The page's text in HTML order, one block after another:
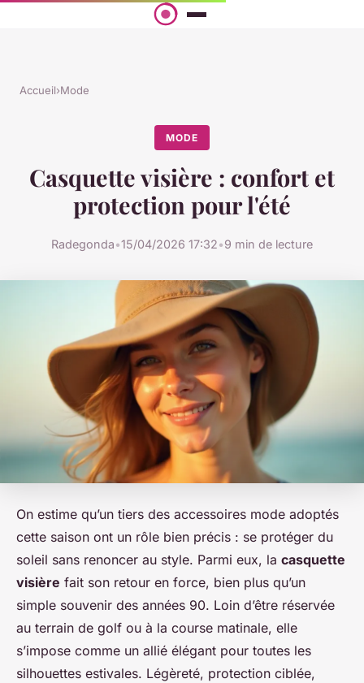
Accueil›Mode
MODE
Casquette visière : confort et
protection pour l'été
Radegonda•15/04/2026 17:32•9 min de lecture
On estime qu’un tiers des accessoires mode adoptés
cette saison ont un rôle bien précis : se protéger du
soleil sans renoncer au style. Parmi eux, la casquette
visière fait son retour en force, bien plus qu’un
simple souvenir des années 90. Loin d’être réservée
au terrain de golf ou à la course matinale, elle
s’impose comme un allié élégant pour toutes les
silhouettes estivales. Légèreté, protection ciblée,